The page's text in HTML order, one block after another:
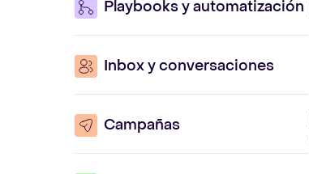
Playbooks y automatización
Inbox y conversaciones
Campañas